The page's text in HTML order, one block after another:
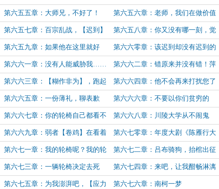
迟到】？
第六五五章：大师兄，不好了！ 第六五六章：老师，我们在做价值
上亿的大生意！
第六五七章：百宗乱战，【迟到】
最强，这是大迟到时代！
第六五八章：你又没有哪一刻，觉
得这个世界不对劲？
第六五九章：如果他在这里就好
了。
第六六零章：该迟到却没有迟到的
人
第六六一章：没有人能威胁我……
的同学！
第六六二章：错原来并没有错！萍
萍子一气化三清~
第六六三章：【糊作非为】，跑起
来吧，我的程序！
第六六四章：他不会再来打扰您了
第六六五章：一份薄礼，聊表歉
意，肯定收下
第六六六章：不要以你们贫穷的
心，揣摩我富贵的人生
第六六七章：你的轮椅自己都看不
下去了
第六六八章：川陵大学从不闹鬼
第六六九章：弱者【卷鸡】在看着
你啾！
第六七零章：年度大剧《陈雁行大
战OIFU-Bridge！》
第六七一章：我的轮椅呢？我的轮
椅去哪里了？！
第六七二章：吕布骑狗，抬棺出征
第六七三章：一辆轮椅决定去死 第六七四章：来吧，让我酣畅淋漓
地来一个力劈华山！
第六七五章：为我澎湃吧，【应力 第六七六章：南柯一梦